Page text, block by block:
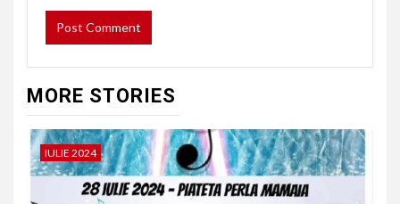
MORE STORIES
IULIE 2024